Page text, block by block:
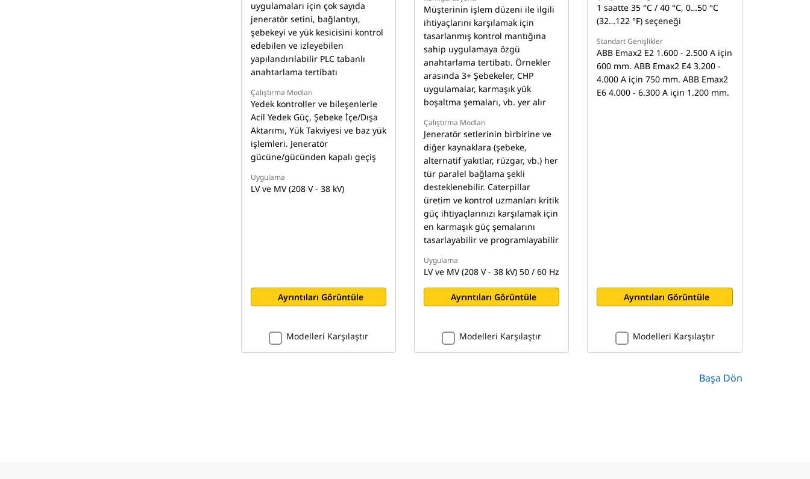
uygulamaları için çok sayıda
jeneratör setini, bağlantıyı,
şebekeyi ve yük kesicisini kontrol
edebilen ve izleyebilen
yapılandırılabilir PLC tabanlı
anahtarlama tertibatı
Çalıştırma Modları
Yedek kontroller ve bileşenlerle
Acil Yedek Güç, Şebeke İçe/Dışa
Aktarımı, Yük Takviyesi ve baz yük
işlemleri. Jeneratör
gücüne/gücünden kapalı geçiş
Uygulama
LV ve MV (208 V - 38 kV)
Ayrıntıları Görüntüle
Modelleri Karşılaştır
Müşterinin işlem düzeni ile ilgili
ihtiyaçlarını karşılamak için
tasarlanmış kontrol mantığına
sahip uygulamaya özgü
anahtarlama tertibatı. Örnekler
arasında 3+ Şebekeler, CHP
uygulamalar, karmaşık yük
boşaltma şemaları, vb. yer alır
Çalıştırma Modları
Jeneratör setlerinin birbirine ve
diğer kaynaklara (şebeke,
alternatif yakıtlar, rüzgar, vb.) her
tür paralel bağlama şekli
desteklenebilir. Caterpillar
üretim ve kontrol uzmanları kritik
güç ihtiyaçlarınızı karşılamak için
en karmaşık güç şemalarını
tasarlayabilir ve programlayabilir
Uygulama
LV ve MV (208 V - 38 kV) 50 / 60 Hz
Ayrıntıları Görüntüle
Modelleri Karşılaştır
1 saatte 35 °C / 40 °C, 0…50 °C
(32…122 °F) seçeneği
Standart Genişlikler
ABB Emax2 E2 1.600 - 2.500 A için
600 mm. ABB Emax2 E4 3.200 -
4.000 A için 750 mm. ABB Emax2
E6 4.000 - 6.300 A için 1.200 mm.
Ayrıntıları Görüntüle
Modelleri Karşılaştır
Başa Dön